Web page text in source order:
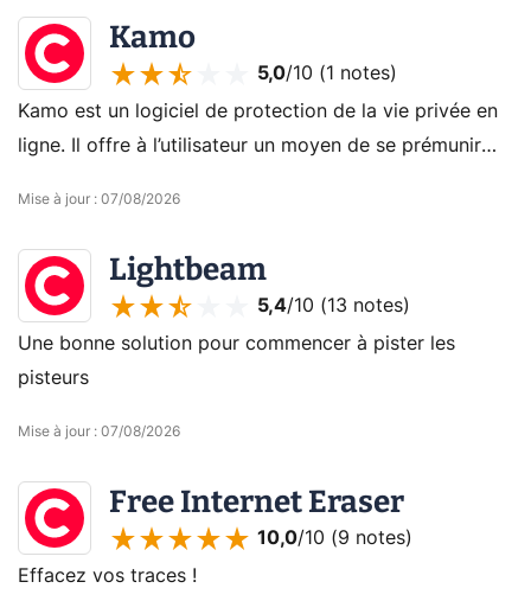
Kamo
5,0/10 (1 notes)
Kamo est un logiciel de protection de la vie privée en
ligne. Il offre à l’utilisateur un moyen de se prémunir
Mise à jour : 07/08/2026
Lightbeam
5,4/10 (13 notes)
Une bonne solution pour commencer à pister les
pisteurs
Mise à jour : 07/08/2026
Free Internet Eraser
10,0/10 (9 notes)
Effacez vos traces !